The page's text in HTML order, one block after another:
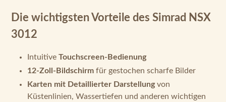
Die wichtigsten Vorteile des Simrad NSX
3012
Intuitive Touchscreen-Bedienung
12-Zoll-Bildschirm für gestochen scharfe Bilder
Karten mit Detaillierter Darstellungvon
Küstenlinien, Wassertiefen und anderen wichtigen